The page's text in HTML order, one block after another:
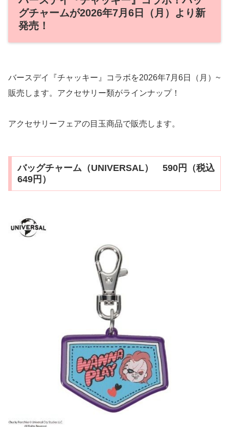
グチャームが2026年7月6日（月）より新
発売！
バースデイ『チャッキー』コラボを2026年7月6日（月）~
販売します。アクセサリー類がラインナップ！
アクセサリーフェアの目玉商品で販売します。
バッグチャーム（UNIVERSAL） 590円（税込
649円）